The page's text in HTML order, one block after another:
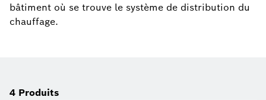
bâtiment où se trouve le système de distribution du
chauffage.
4 Produits